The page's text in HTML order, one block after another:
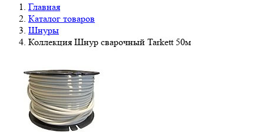
Главная
Каталог товаров
Шнуры
Коллекция Шнур сварочный Tarkett 50м